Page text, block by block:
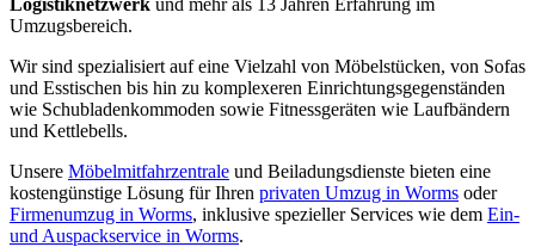
Umzugsbereich.
Wir sind spezialisiert auf eine Vielzahl von Möbelstücken, von Sofas
und Esstischen bis hin zu komplexeren Einrichtungsgegenständen
wie Schubladenkommoden sowie Fitnessgeräten wie Laufbändern
und Kettlebells.
Unsere Möbelmitfahrzentrale und Beiladungsdienste bieten eine
kostengünstige Lösung für Ihren privaten Umzug in Worms oder
Firmenumzug in Worms, inklusive spezieller Services wie dem Ein-
und Auspackservice in Worms.